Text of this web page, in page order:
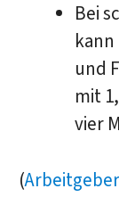
Bei
und
mit
vier
(